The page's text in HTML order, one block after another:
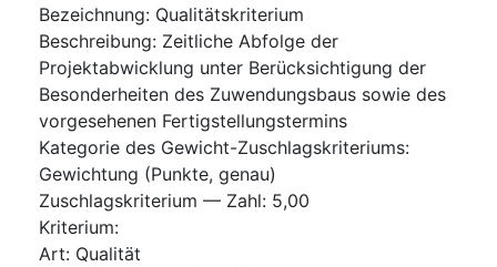
Bezeichnung: Qualitätskriterium
Beschreibung: Zeitliche Abfolge der
Projektabwicklung unter Berücksichtigung der
Besonderheiten des Zuwendungsbaus sowie des
vorgesehenen Fertigstellungstermins
Kategorie des Gewicht-Zuschlagskriteriums:
Gewichtung (Punkte, genau)
Zuschlagskriterium — Zahl: 5,00
Kriterium:
Art: Qualität